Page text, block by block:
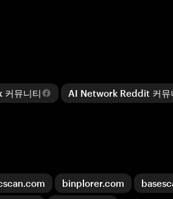
뮤니티
AI Network Reddit 커뮤
binplorer.com